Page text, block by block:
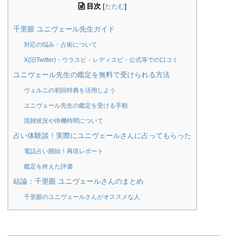
目次 [たたむ]
千里眼 ユニヴェール先生ガイド
対応の悩み・占術について
X(旧Twitter)・ウラスピ・レディスピ・公式等での口コミ
ユニヴェール先生の鑑定を無料で受けられる方法
ヴェルニの初回特典を活用しよう
ユニヴェール先生の鑑定を受ける手順
混雑状況や待機時間について
占い体験談！実際にユニヴェールさんに占ってもらった
電話占い開始！再現レポート
鑑定を終えた評価
結論：千里眼 ユニヴェールさんのまとめ
千里眼のユニヴェールさんがオススメな人